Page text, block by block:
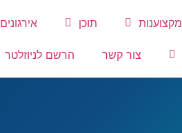
מקצוענות תוכן אירגונים
צור קשר הרשם לניוזלטר